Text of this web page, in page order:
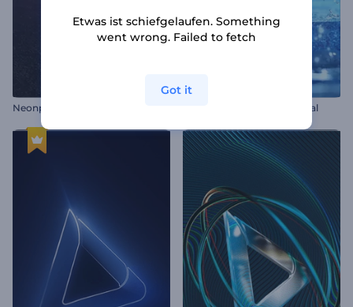
Neonpixel Opener Eisige Scherben Logo Reveal
Etwas ist schiefgelaufen. Something
went wrong. Failed to fetch
Got it